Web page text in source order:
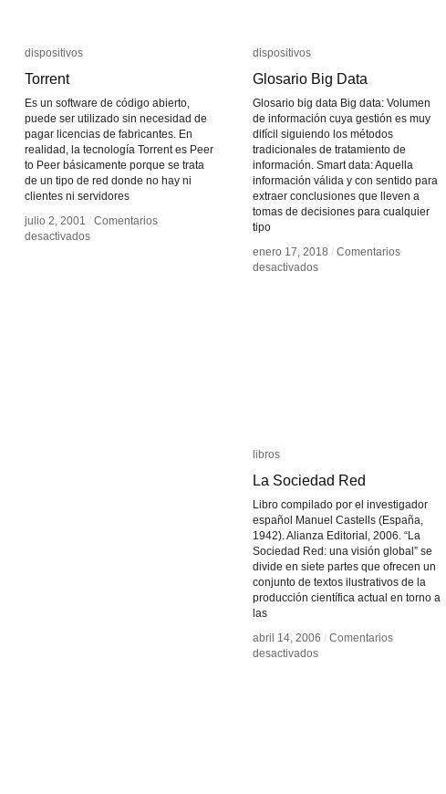
dispositivos
Torrent
Es un software de código abierto,
puede ser utilizado sin necesidad de
pagar licencias de fabricantes. En
realidad, la tecnología Torrent es Peer
to Peer básicamente porque se trata
de un tipo de red donde no hay ni
clientes ni servidores
julio 2, 2001 / Comentarios
desactivadosen
dispositivos
Torrent
julio 2, 2001 / Comentarios
desactivadosen
dispositivos
Glosario Big Data
Glosario big data Big data: Volumen
de información cuya gestión es muy
difícil siguiendo los métodos
tradicionales de tratamiento de
información. Smart data: Aquella
información válida y con sentido para
extraer conclusiones que lleven a
tomas de decisiones para cualquier
tipo
enero 17, 2018 / Comentarios
desactivadosen
dispositivos
Glosario Big Data
enero 17, 2018 / Comentarios
desactivadosen
libros
La Sociedad Red
Libro compilado por el investigador
español Manuel Castells (España,
1942). Alianza Editorial, 2006. “La
Sociedad Red: una visión global” se
divide en siete partes que ofrecen un
conjunto de textos ilustrativos de la
producción científica actual en torno a
las
abril 14, 2006 / Comentarios
desactivadosen
libros
La Sociedad Red
abril 14, 2006 / Comentarios
desactivadosen